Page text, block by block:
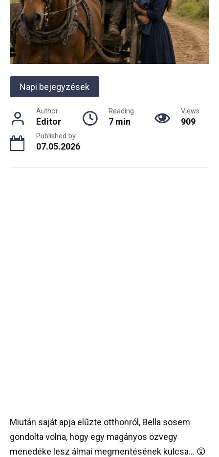
Napi bejegyzések
Author
Editor
Reading
7 min
Views
909
Published by
07.05.2026
Miután saját apja elűzte otthonról, Bella sosem
gondolta volna, hogy egy magányos özvegy
menedéke lesz álmai megmentésének kulcsa… 😲